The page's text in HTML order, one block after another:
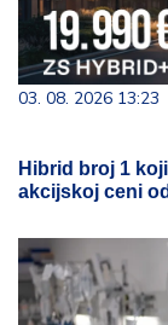
03. 08. 2026 13:23
Hibrid broj 1
akcijskoj ceni